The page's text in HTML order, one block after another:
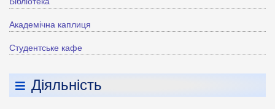
Академічна каплиця
Студентське кафе
Діяльність